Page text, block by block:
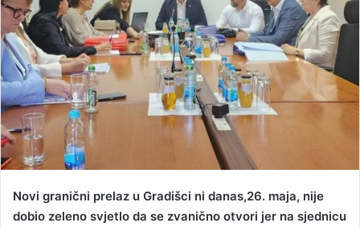
m
a
i
l
Novi granični prelaz u Gradišci ni danas,26. maja, nije
dobio zeleno svjetlo da se zvanično otvori jer na sjednicu